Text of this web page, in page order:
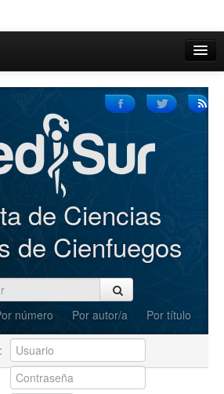
de Ciencias
de Cienfuegos
número Por autor/a Por título